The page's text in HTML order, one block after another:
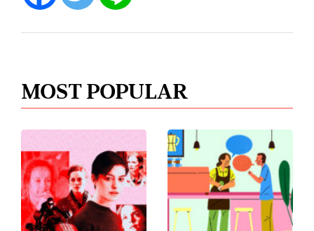
MOST POPULAR